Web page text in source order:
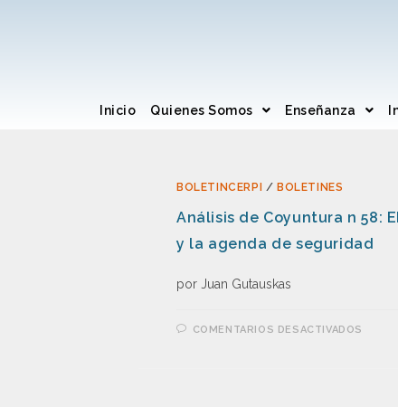
Inicio Quienes Somos Enseñanza
BOLETINCERPI / BOLETINES
Análisis de Coyuntura n 58:
y la agenda de seguridad
por Juan Gutauskas
COMENTARIOS DESACTIVADOS